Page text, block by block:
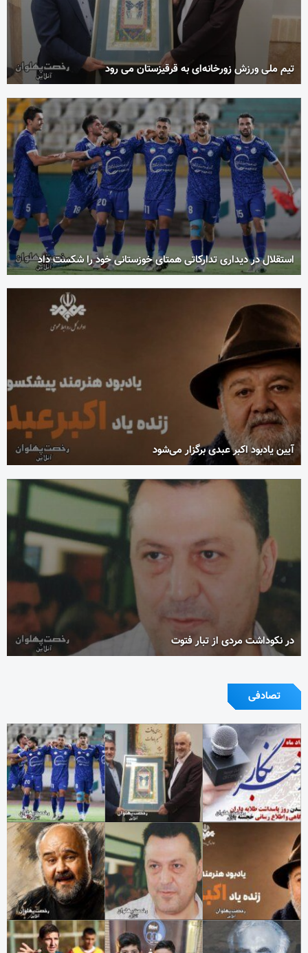
تیم ملی ورزش زورخانه‌ای به قرقیزستان می رود
استقلال در دیداری تدارکاتی همتای خوزستانی خود را شکست داد
آیین یادبود اکبر عبدی برگزار می‌شود
در نکوداشت مردی از تبار فتوت
تصادفی